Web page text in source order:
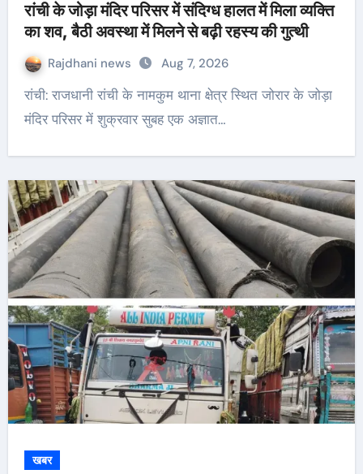
रांची के जोड़ा मंदिर परिसर में संदिग्ध हालत में मिला व्यक्ति
का शव, बैठी अवस्था में मिलने से बढ़ी रहस्य की गुत्थी
Rajdhani news Aug 7, 2026
रांची: राजधानी रांची के नामकुम थाना क्षेत्र स्थित जोरार के जोड़ा
मंदिर परिसर में शुक्रवार सुबह एक अज्ञात…
खबर